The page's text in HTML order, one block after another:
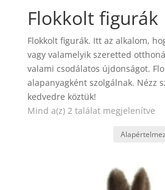
Flokkolt figurák
Flokkolt figurák. Itt az alkalom,
vagy valamelyik szeretted
valami csodálatos újdonságot.
alapanyagként szolgálnak. Nézz
kedvedre köztük!
Mind a(z) 2 találat megjelenítve